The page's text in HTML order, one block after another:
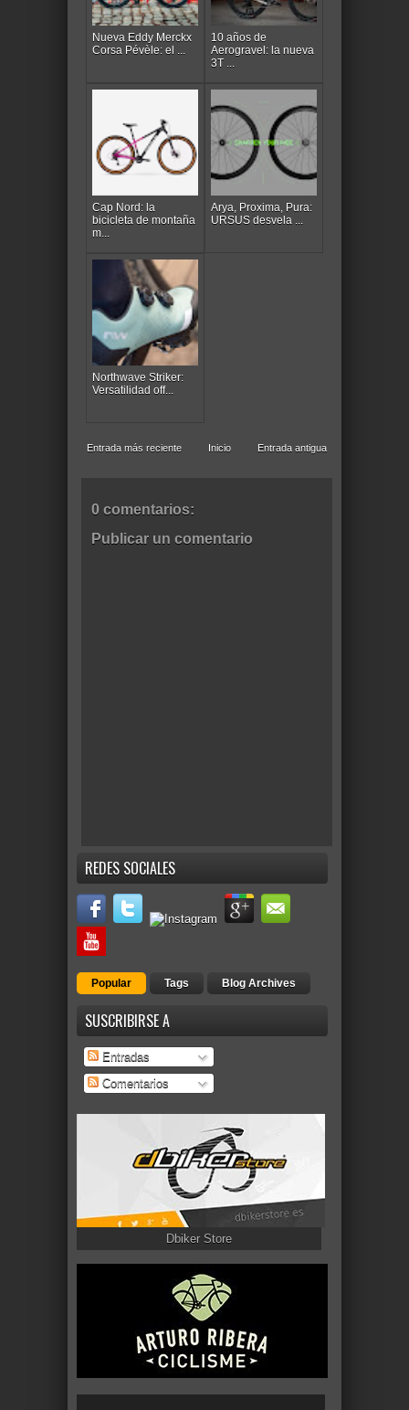
Nueva Eddy Merckx
Corsa Pévèle: el ...
10 años de
Aerogravel: la nueva
3T ...
Cap Nord: la
bicicleta de montaña
m...
Arya, Proxima, Pura:
URSUS desvela ...
Northwave Striker:
Versatilidad off...
Entrada más reciente Entrada antigua
Inicio
0 comentarios:
Publicar un comentario
REDES SOCIALES
Popular Tags Blog Archives
SUSCRIBIRSE A
Entradas
Comentarios
Dbiker Store